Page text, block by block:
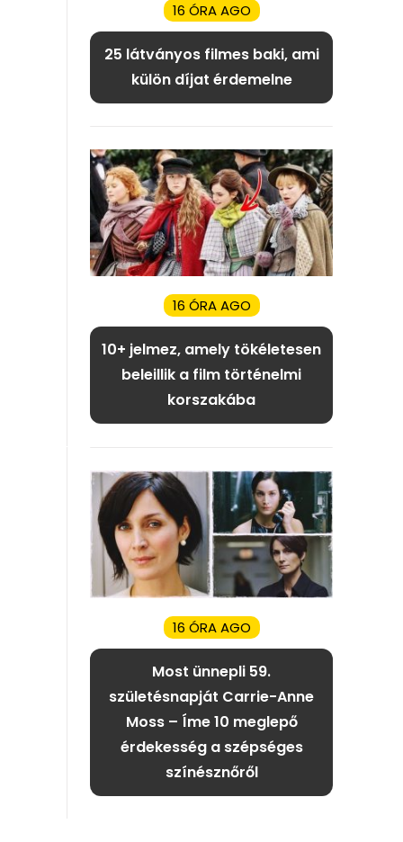
16 ÓRA AGO
25 látványos filmes baki, ami
külön díjat érdemelne
16 ÓRA AGO
10+ jelmez, amely tökéletesen
beleillik a film történelmi
korszakába
16 ÓRA AGO
Most ünnepli 59.
születésnapját Carrie-Anne
Moss – Íme 10 meglepő
érdekesség a szépséges
színésznőről